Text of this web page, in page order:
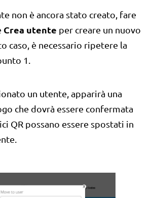
non è ancora stato creato, fare
Crea utente per creare un nuovo
caso, è necessario ripetere la
1.
un utente, apparirà una
che dovrà essere confermata
QR possano essere spostati in